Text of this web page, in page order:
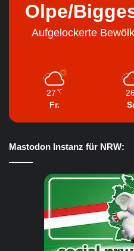
Olpe/
Aufgelockerte
27 ℃
Fr.
Mastodon Instanz für NRW: